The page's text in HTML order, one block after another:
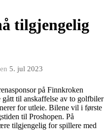
tilgjengelig
5. jul 2023
på Finnkroken
til anskaffelse av to golfbiler
for utleie. Bilene vil i første
til Proshopen. På
tilgjengelig for spillere med